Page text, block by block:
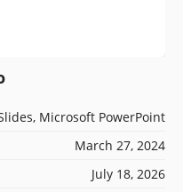
Microsoft PowerPoint
March 27, 2024
July 18, 2026